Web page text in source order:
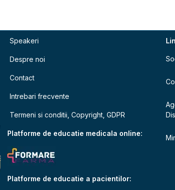
Speakeri
Despre noi
Contact
Intrebari frecvente
Termeni si conditii, Copyright, GDPR
Platforme de educatie medicala online:
Platforme de educatie a pacientilor: